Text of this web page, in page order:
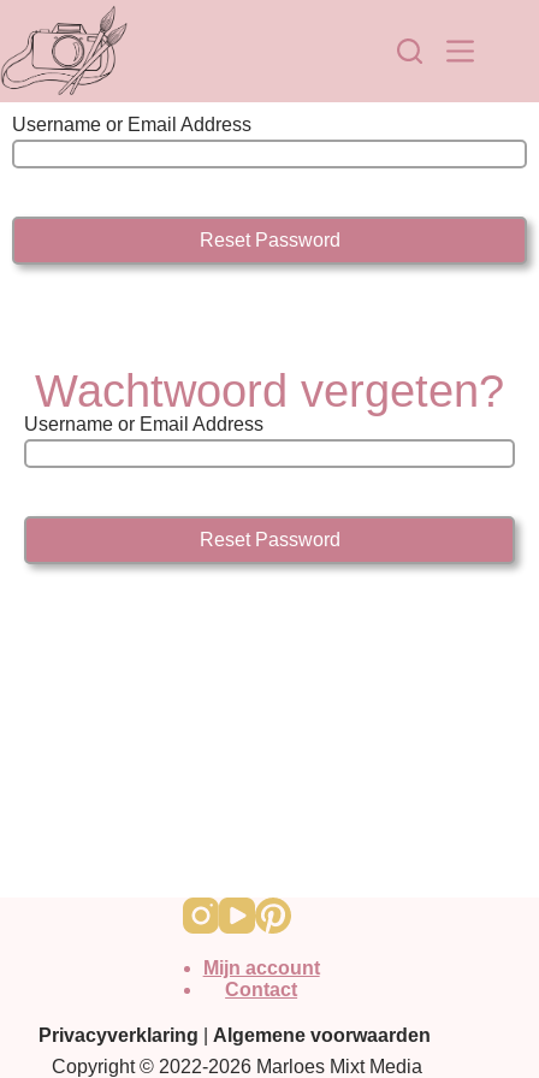
Username or Email Address
Wachtwoord vergeten?
Username or Email Address
Mijn account
Contact
Privacyverklaring
Algemene voorwaarden
Copyright © 2022-2026 Marloes Mixt Media